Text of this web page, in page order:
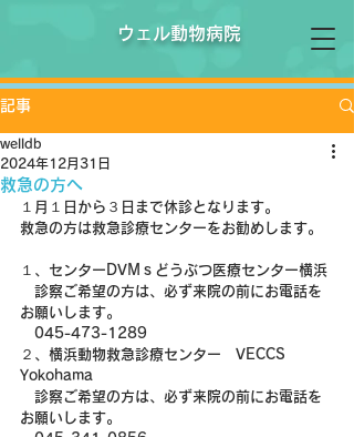
ウェル動物病院
記事
救急の方へ
welldb
2024年12月31日
１月１日から３日まで休診となります。
救急の方は救急診療センターをお勧めします。
１、センターDVMｓどうぶつ医療センター横浜
診察ご希望の方は、必ず来院の前にお電話を
お願いします。
045-473-1289
２、横浜動物救急診療センター　VECCS
Yokohama
診察ご希望の方は、必ず来院の前にお電話を
お願いします。